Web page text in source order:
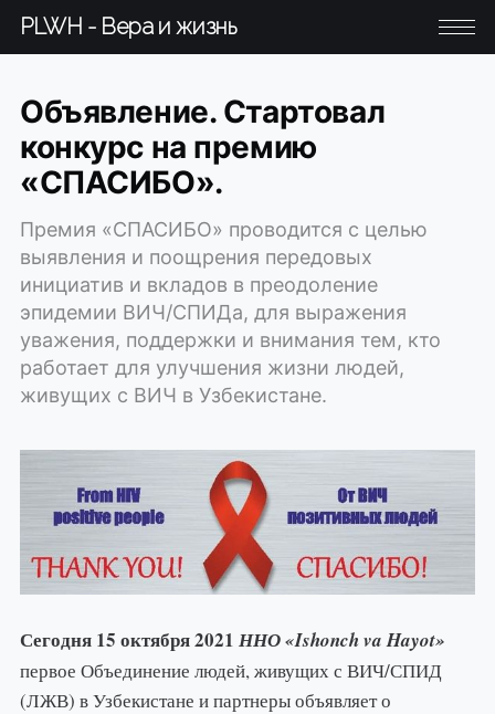
PLWH - Вера и жизнь
Объявление. Стартовал
конкурс на премию
«СПАСИБО».
Премия «СПАСИБО» проводится с целью
выявления и поощрения передовых
инициатив и вкладов в преодоление
эпидемии ВИЧ/СПИДа, для выражения
уважения, поддержки и внимания тем, кто
работает для улучшения жизни людей,
живущих с ВИЧ в Узбекистане.
Сегодня 15 октября 2021 ННО «Ishonch va Hayot»
первое Объединение людей, живущих с ВИЧ/СПИД
(ЛЖВ) в Узбекистане и партнеры объявляет о